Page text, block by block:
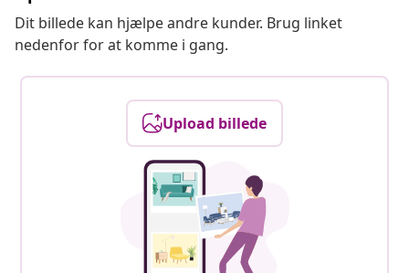
Dit billede kan hjælpe andre kunder. Brug linket
nedenfor for at komme i gang.
Upload billede